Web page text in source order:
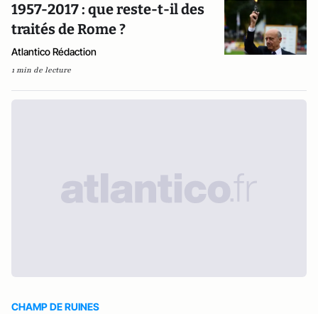
1957-2017 : que reste-t-il des
traités de Rome ?
Atlantico Rédaction
1 min de lecture
CHAMP DE RUINES